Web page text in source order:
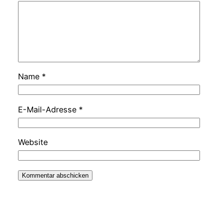
Name *
E-Mail-Adresse *
Website